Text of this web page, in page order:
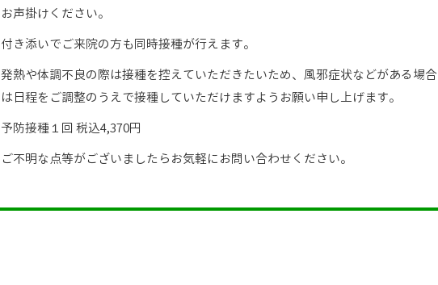
お声掛けください。
付き添いでご来院の方も同時接種が行えます。
発熱や体調不良の際は接種を控えていただきたいため、風邪症状などがある場合
は日程をご調整のうえで接種していただけますようお願い申し上げます。
予防接種１回 税込4,370円
ご不明な点等がございましたらお気軽にお問い合わせください。